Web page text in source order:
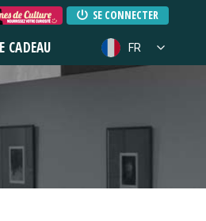
SE CONNECTER
CADEAU FR